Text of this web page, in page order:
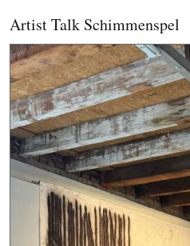
Artist Talk Schimmenspel